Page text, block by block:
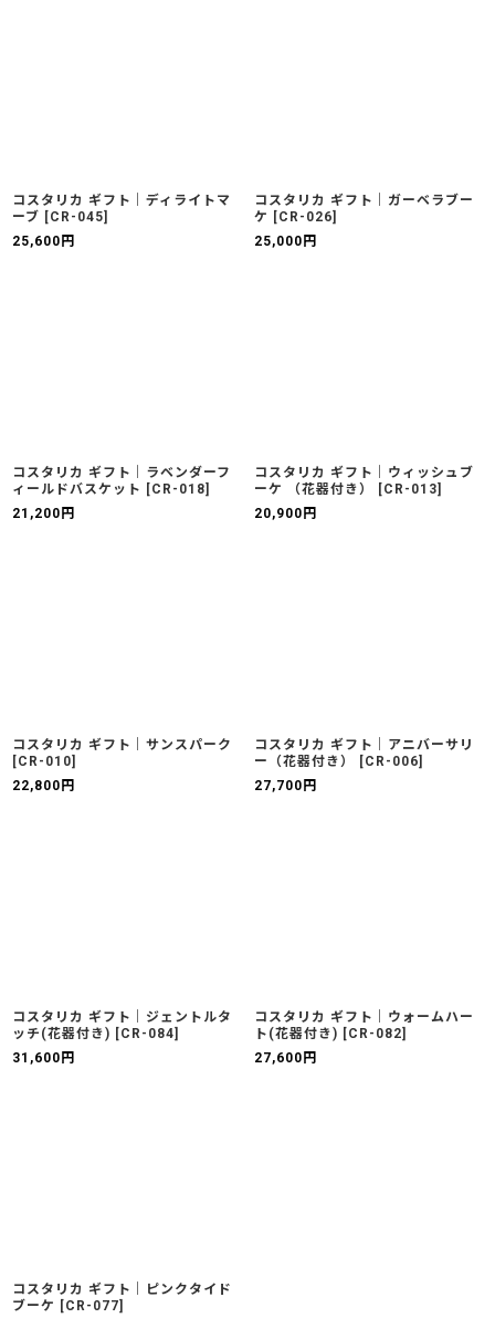
コスタリカ ギフト｜ディライトマ
ーブ [CR-045]
25,600 円
コスタリカ ギフト｜ガーベラブー
ケ
[CR-026]
25,000 円
コスタリカ ギフト｜ラベンダーフ
ィールドバスケット
[CR-018]
21,200 円
コスタリカ ギフト｜ウィッシュブ
ーケ （花器付き）
[CR-013]
20,900 円
コスタリカ ギフト｜サンスパーク
[CR-010]
22,800 円
コスタリカ ギフト｜アニバーサリ
ー（花器付き）
[CR-006]
27,700 円
コスタリカ ギフト｜ジェントルタ
ッチ(花器付き) [CR-084]
31,600 円
コスタリカ ギフト｜ウォームハー
ト(花器付き) [CR-082]
27,600 円
コスタリカ ギフト｜ピンクタイド
ブーケ
[CR-077]